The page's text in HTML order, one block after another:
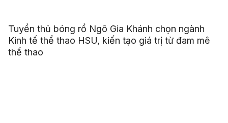
Tuyển thủ bóng rổ Ngô Gia Khánh chọn ngành
Kinh tế thể thao HSU, kiến tạo giá trị từ đam mê
thể thao